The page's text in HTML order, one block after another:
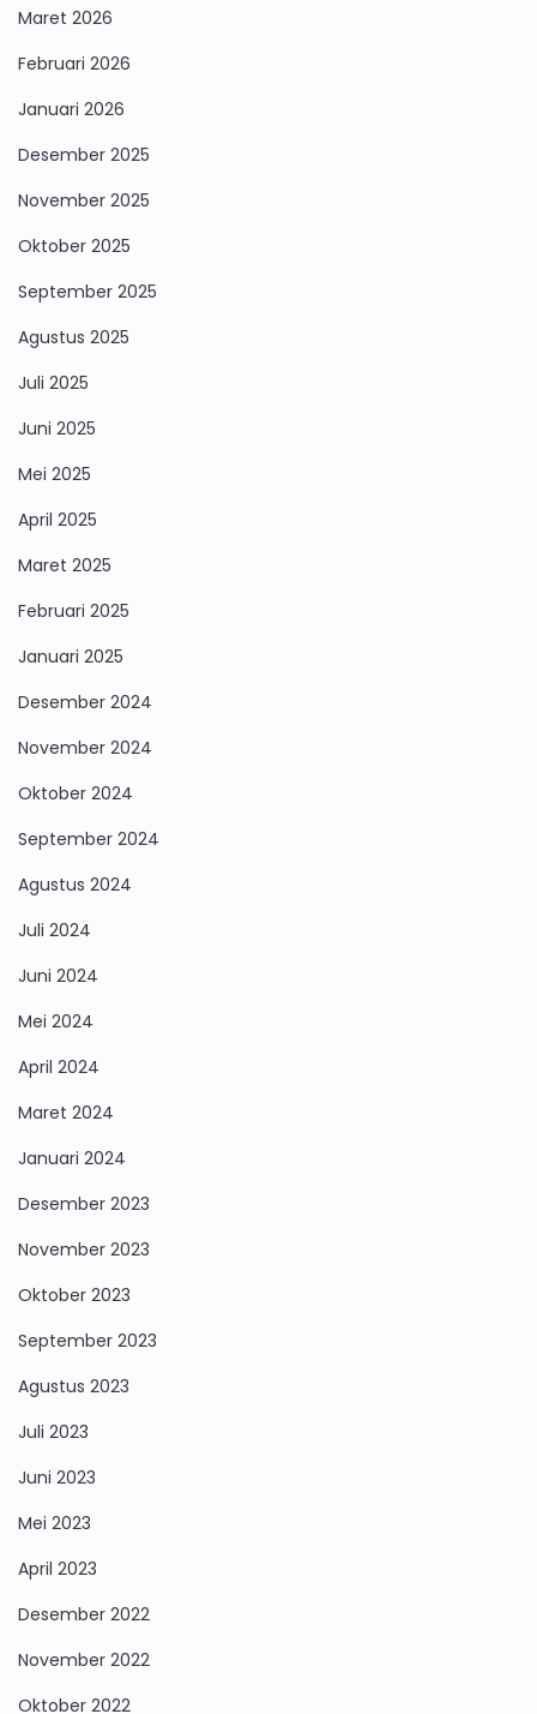
Maret 2026
Februari 2026
Januari 2026
Desember 2025
November 2025
Oktober 2025
September 2025
Agustus 2025
Juli 2025
Juni 2025
Mei 2025
April 2025
Maret 2025
Februari 2025
Januari 2025
Desember 2024
November 2024
Oktober 2024
September 2024
Agustus 2024
Juli 2024
Juni 2024
Mei 2024
April 2024
Maret 2024
Januari 2024
Desember 2023
November 2023
Oktober 2023
September 2023
Agustus 2023
Juli 2023
Juni 2023
Mei 2023
April 2023
Desember 2022
November 2022
Oktober 2022